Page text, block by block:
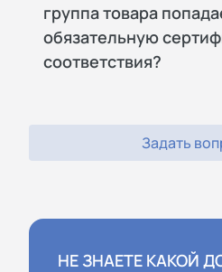
группа товара
обязательную
соответствия?
Задать
НЕ ЗНАЕТЕ КАКОЙ